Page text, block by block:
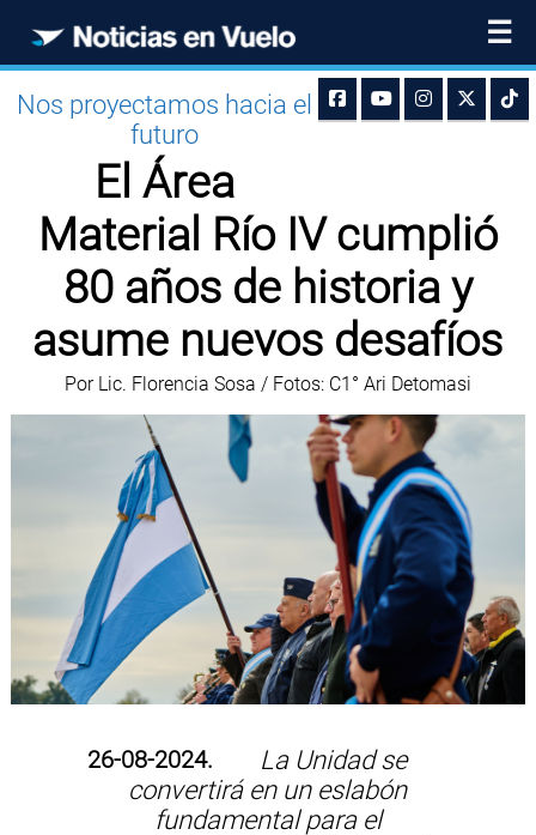
☰
Nos proyectamos hacia el
futuro
El Área
Material Río IV cumplió
80 años de historia y
asume nuevos desafíos
Por Lic. Florencia Sosa / Fotos: C1° Ari Detomasi
26-08-2024.
La Unidad se
convertirá en un eslabón
fundamental para el